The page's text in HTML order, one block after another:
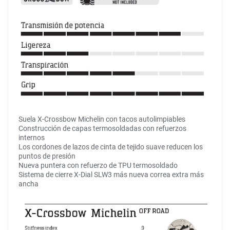
Suela X-Crossbow Michelin con tacos autolimpiables
Construcción de capas termosoldadas con refuerzos
internos
Los cordones de lazos de cinta de tejido suave reducen los
puntos de presión
Nueva puntera con refuerzo de TPU termosoldado
Sistema de cierre X-Dial SLW3 más nueva correa extra más
ancha